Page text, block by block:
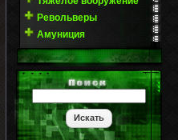
Револьверы
Амуниция